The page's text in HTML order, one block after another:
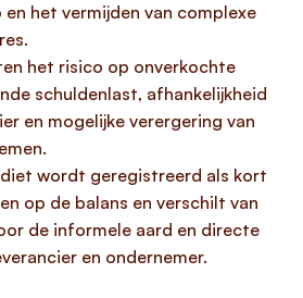
het vermijden van complexe
het risico op onverkochte
schuldenlast, afhankelijkheid
en mogelijke verergering van
wordt geregistreerd als kort
op de balans en verschilt van
de informele aard en directe
en ondernemer.